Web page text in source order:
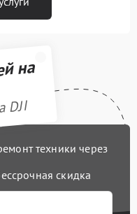
на
DJI
техники через
скидка